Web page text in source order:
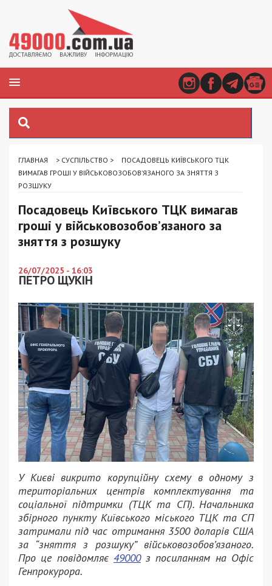
ГЛАВНАЯ > СУСПІЛЬСТВО >
ПОСАДОВЕЦЬ КИЇВСЬКОГО ТЦК
ВИМАГАВ ГРОШІ У ВІЙСЬКОВОЗОБОВ’ЯЗАНОГО ЗА ЗНЯТТЯ З
РОЗШУКУ
Посадовець Київського ТЦК вимагав
гроші у військовозобов’язаного за
зняття з розшуку
26/07/2025 - 16:03
ПЕТРО ЩУКІН
У Києві викрито корупційну схему в одному з
територіальних центрів комплектування та
соціальної підтримки (ТЦК та СП). Начальника
збірного пункту Київського міського ТЦК та СП
затримали під час отримання 3500 доларів США
за “зняття з розшуку” військовозобов’язаного.
Про це повідомляє 49000з посиланням на Офіс
Генпрокурора.